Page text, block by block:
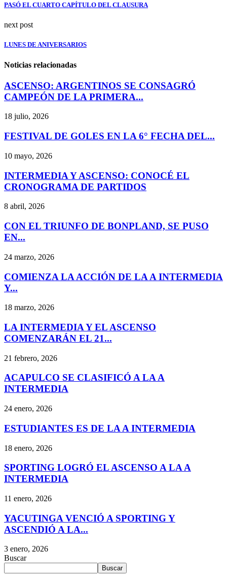
PASÓ EL CUARTO CAPÍTULO DEL CLAUSURA
next post
LUNES DE ANIVERSARIOS
Noticias relacionadas
ASCENSO: ARGENTINOS SE CONSAGRÓ
CAMPEÓN DE LA PRIMERA...
18 julio, 2026
FESTIVAL DE GOLES EN LA 6° FECHA DEL...
10 mayo, 2026
INTERMEDIA Y ASCENSO: CONOCÉ EL
CRONOGRAMA DE PARTIDOS
8 abril, 2026
CON EL TRIUNFO DE BONPLAND, SE PUSO
EN...
24 marzo, 2026
COMIENZA LA ACCIÓN DE LA A INTERMEDIA
Y...
18 marzo, 2026
LA INTERMEDIA Y EL ASCENSO
COMENZARÁN EL 21...
21 febrero, 2026
ACAPULCO SE CLASIFICÓ A LA A
INTERMEDIA
24 enero, 2026
ESTUDIANTES ES DE LA A INTERMEDIA
18 enero, 2026
SPORTING LOGRÓ EL ASCENSO A LA A
INTERMEDIA
11 enero, 2026
YACUTINGA VENCIÓ A SPORTING Y
ASCENDIÓ A LA...
3 enero, 2026
Buscar
Buscar